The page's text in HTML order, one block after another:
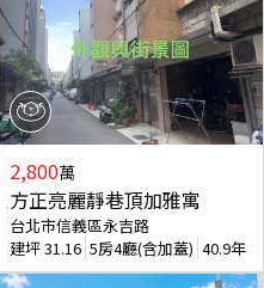
2,800萬
方正亮麗靜巷頂加雅寓
台北市信義區永吉路
建坪31.16 5房4廳(含加蓋) 40.9年